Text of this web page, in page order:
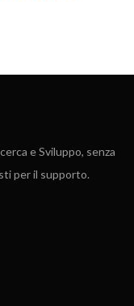
e Sviluppo, senza
per il supporto.